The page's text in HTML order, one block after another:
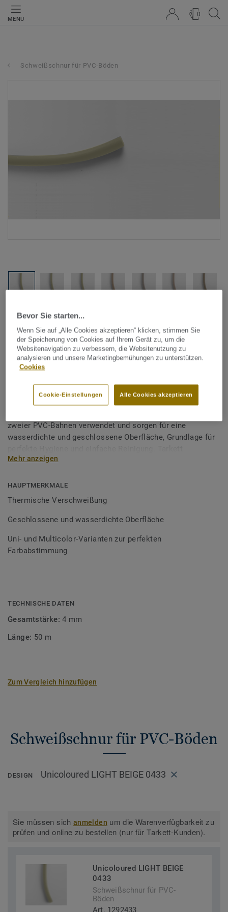
MENU
0
Schweißschnur für PVC-Böden
Tarkett Zubehör Komplettsortiment|Schweißschnüre
Schweißschnur für PVC-Böden
- Unicoloured LIGHT BEIGE
0433
zweier PVC-Bahnen verwendet und sorgen für eine
wasserdichte und geschlossene Oberfläche, Grundlage für
Schweißschnüre sind erhältlich in den Varianten Uni und
Bodenbelagssortiment abgestimmt. Durch die Verwendung
von Kontrastfarben lassen sich auch besondere
Mehr anzeigen
HAUPTMERKMALE
Thermische Verschweißung
Geschlossene und wasserdichte Oberfläche
Uni- und Multicolor-Varianten zur perfekten
Farbabstimmung
TECHNISCHE DATEN
Gesamtstärke:4 mm
Länge: 50 m
Zum Vergleich hinzufügen
Schweißschnur für PVC-Böden
DESIGN Unicoloured LIGHT BEIGE 0433
Sie müssen sichanmelden um die Warenverfügbarkeit zu
prüfen und online zu bestellen (nur für Tarkett-Kunden).
Unicoloured LIGHT BEIGE
0433
Schweißschnur für PVC-
Böden
Art. 1292433
Bevor Sie starten...
Wenn Sie auf „Alle Cookies akzeptieren“ klicken, stimmen Sie
der Speicherung von Cookies auf Ihrem Gerät zu, um die
Websitenavigation zu verbessern, die Websitenutzung zu
analysieren und unsere Marketingbemühungen zu unterstützen.
Cookies
Alle Cookies akzeptieren
Cookie-Einstellungen